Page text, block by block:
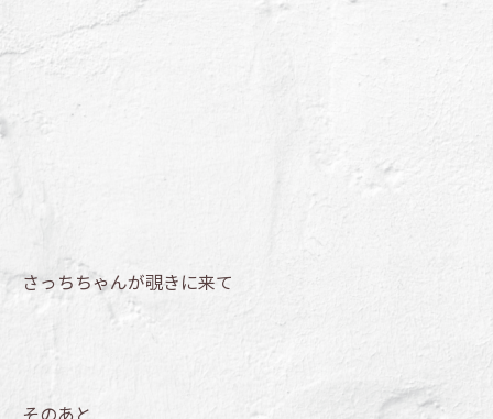
さっちちゃんが覗きに来て
そのあと